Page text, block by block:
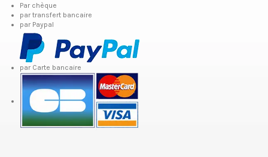
Par chèque
par transfert bancaire
par Paypal
par Carte bancaire